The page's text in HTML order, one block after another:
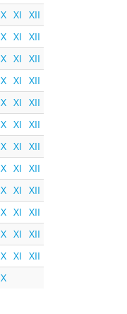
X XI XII
X XI XII
X XI XII
X XI XII
X XI XII
X XI XII
X XI XII
X XI XII
X XI XII
X XI XII
X XI XII
X XI XII
X